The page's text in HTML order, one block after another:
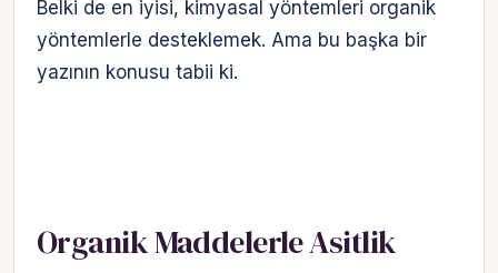
Belki de en iyisi, kimyasal yöntemleri organik
yöntemlerle desteklemek. Ama bu başka bir
yazının konusu tabii ki.
Organik Maddelerle Asitlik